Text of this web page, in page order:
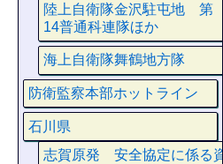
陸上自衛隊金沢駐屯地 第
14普通科連隊ほか
海上自衛隊舞鶴地方隊
防衛監察本部ホットライン
石川県
志賀原発 安全協定に係る資